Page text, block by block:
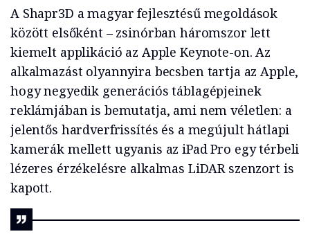
A Shapr3D a magyar fejlesztésű megoldások
között elsőként – zsinórban háromszor lett
kiemelt applikáció az Apple Keynote-on. Az
alkalmazást olyannyira becsben tartja az Apple,
hogy negyedik generációs táblagépjeinek
reklámjában is bemutatja, ami nem véletlen: a
jelentős hardverfrissítés és a megújult hátlapi
kamerák mellett ugyanis az iPad Pro egy térbeli
lézeres érzékelésre alkalmas LiDAR szenzort is
kapott.